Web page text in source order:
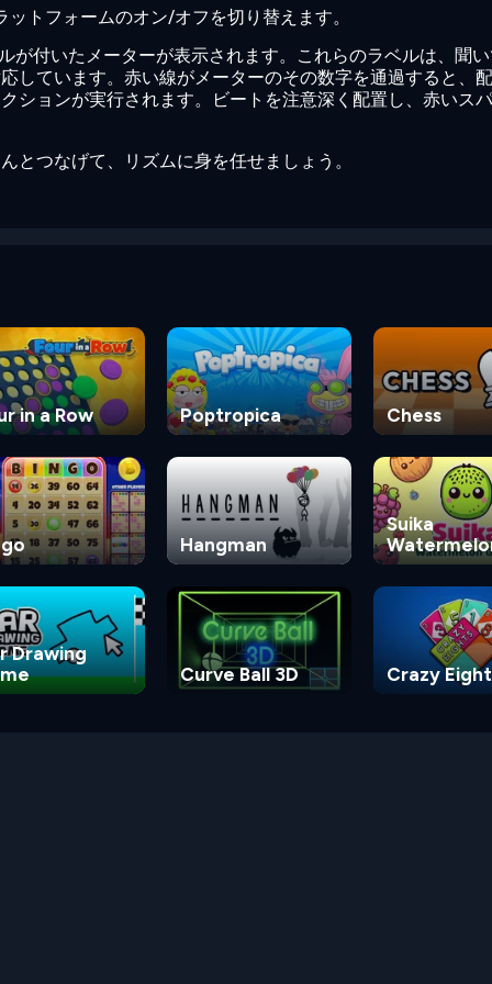
トフォームのオン/オフを切り替えます。
が付いたメーターが表示されます。これらのラベルは、聞
しています。赤い線がメーターのその数字を通過すると、
ションが実行されます。ビートを注意深く配置し、赤いス
とつなげて、リズムに身を任せましょう。
in a Row Poptropica Chess
Hangman
Suika
Game
Drawing
Curve Ball 3D Crazy